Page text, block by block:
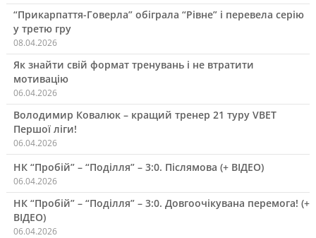
“Прикарпаття-Говерла” обіграла “Рівне” і перевела серію
у третю гру
08.04.2026
Як знайти свій формат тренувань і не втратити
мотивацію
06.04.2026
Володимир Ковалюк – кращий тренер 21 туру VBET
Першої ліги!
06.04.2026
НК “Пробій” – “Поділля” – 3:0. Післямова (+ ВІДЕО)
06.04.2026
НК “Пробій” – “Поділля” – 3:0. Довгоочікувана перемога! (+
ВІДЕО)
06.04.2026